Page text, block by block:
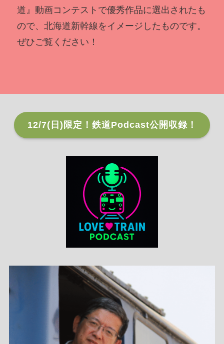
道』動画コンテストで優秀作品に選出されたも
ので、北海道新幹線をイメージしたものです。
ぜひご覧ください！
12/7(日)限定！鉄道Podcast公開収録！